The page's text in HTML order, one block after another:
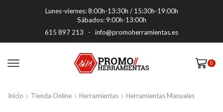
Lunes-viernes: 8:00h-13:30h / 15:30h-19:00h
Sábados: 9:00h-13:00h
615 897 213 - info@promoherramientas.es
0
Inicio Tienda Online Herramientas Herramientas Manuales